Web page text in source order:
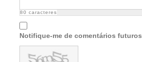
80 caracteres
Notifique-me de comentários futuros